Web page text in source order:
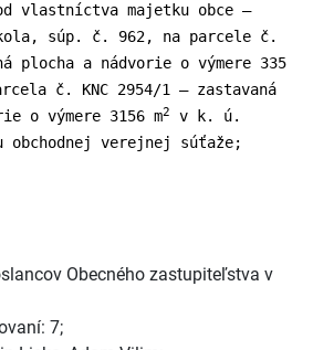
vlastníctva majetku obce –
súp. č. 962, na parcele č.
plocha a nádvorie o výmere 335
č. KNC 2954/1 – zastavaná
o výmere 3156 m2
v k. ú.
obchodnej verejnej súťaže;
Obecného zastupiteľstva v
7;